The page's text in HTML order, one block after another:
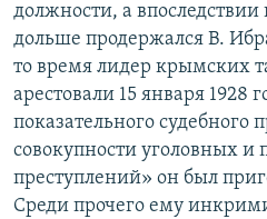
должности, а
дольше продержался В.
то время лидер крымских
арестовали 15 января 1928
показательного судебного
совокупности уголовных и
преступлений» он был
Среди прочего ему